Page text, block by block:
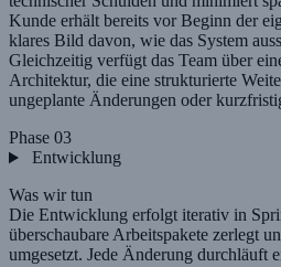
Kunde erhält bereits vor Beginn der
klares Bild davon, wie das System
Gleichzeitig verfügt das Team über
Architektur, die eine strukturierte
ungeplante Änderungen oder
Phase 03
Entwicklung
Was wir tun
Die Entwicklung erfolgt iterativ in
überschaubare Arbeitspakete zerlegt
umgesetzt. Jede Änderung durchläuft